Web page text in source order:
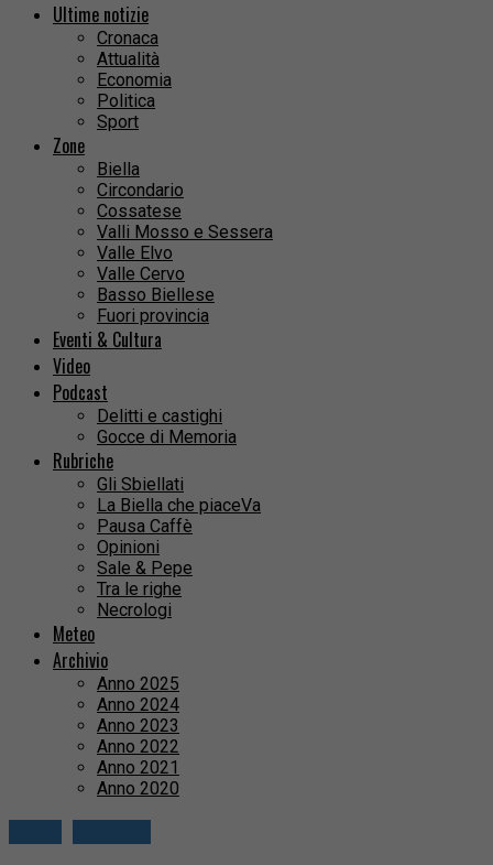
Ultime notizie
Cronaca
Attualità
Economia
Politica
Sport
Zone
Biella
Circondario
Cossatese
Valli Mosso e Sessera
Valle Elvo
Valle Cervo
Basso Biellese
Fuori provincia
Eventi & Cultura
Video
Podcast
Delitti e castighi
Gocce di Memoria
Rubriche
Gli Sbiellati
La Biella che piaceVa
Pausa Caffè
Opinioni
Sale & Pepe
Tra le righe
Necrologi
Meteo
Archivio
Anno 2025
Anno 2024
Anno 2023
Anno 2022
Anno 2021
Anno 2020